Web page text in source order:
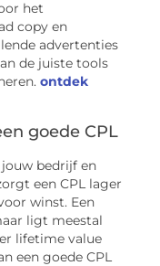
het
copy en
advertenties
de juiste tools
ontdek
goede CPL
jouw bedrijf en
een CPL lager
winst. Een
ligt meestal
lifetime value
een goede CPL